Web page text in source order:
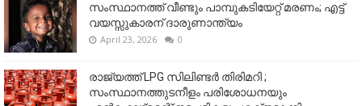
സംസ്ഥാനത്ത് വീണ്ടും പാമ്പുകടിയേറ്റ് മരണം; എട്ട്
വയസ്സുകാരന് ദാരുണാന്ത്യം
April 23, 2026 0
രാജ്യത്ത് LPG സിലിണ്ടർ തിരിമറി ;
സംസ്ഥാനത്തുടനീളം പരിശോധനയും